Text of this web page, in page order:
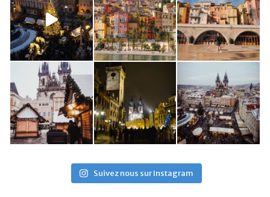
Suivez nous sur Instagram